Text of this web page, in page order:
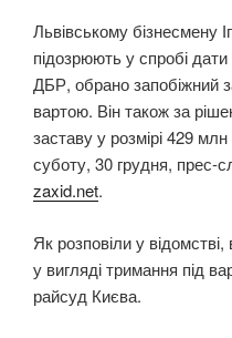
Львівському бізнесмену
підозрюють у спробі
ДБР, обрано запобіжний
вартою. Він також за
заставу у розмірі 429
суботу, 30 грудня,
zaxid.net.
Як розповіли у відомстві,
у вигляді тримання під
райсуд Києва.